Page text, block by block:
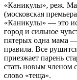
«Каникулы», реж.
(московская
«Каникулы» — это
город и сильное
пятерых одна мама
правила. Все
приезжает парень
стать новым членом
слово «теща».